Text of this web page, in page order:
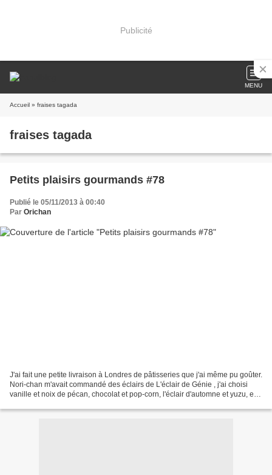
Publicité
MENU
Accueil » fraises tagada
fraises tagada
Petits plaisirs gourmands #78
Publié le 05/11/2013 à 00:40
Par Orichan
J'ai fait une petite livraison à Londres de pâtisseries que j'ai même pu goûter.
Nori-chan m'avait commandé des éclairs de L'éclair de Génie , j'ai choisi
vanille et noix de pécan, chocolat et pop-corn, l'éclair d'automne et yuzu, et